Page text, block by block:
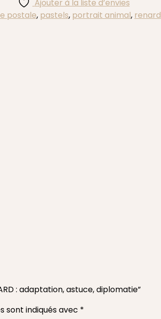
Ajouter à la liste d’envies
postale, pastels, portrait animal, renard
: adaptation, astuce, diplomatie”
sont indiqués avec *